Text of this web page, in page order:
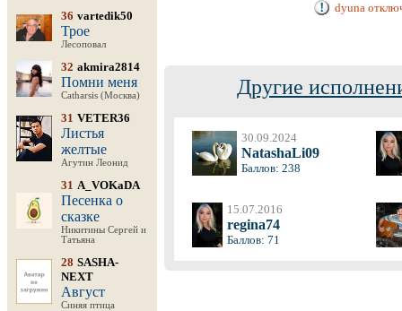
36 vartedik50
Трое
Лесоповал
32 akmira2814
Помни меня
Catharsis (Москва)
31 VETER36
Листья
желтые
Агутин Леонид
31 A_VOKaDA
Песенка о
сказке
Никитины Сергей и
Татьяна
28 SASHA-
NEXT
Август
Синяя птица
dyuna
Другие
30.09.2024
NatashaLi09
Баллов: 238
15.07.2016
regina74
Баллов: 71